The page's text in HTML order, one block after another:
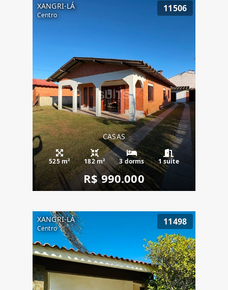
XANGRI-LÁ
Centro
11506
CASAS
525 m² 182 m² 3 dorms 1 suíte
R$ 990.000
XANGRI-LÁ
Centro
11498